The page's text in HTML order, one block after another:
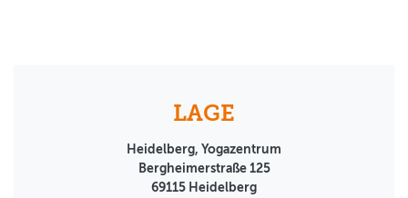
LAGE
Heidelberg, Yogazentrum
Bergheimerstraße 125
69115 Heidelberg